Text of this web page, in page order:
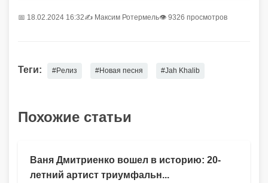
📅 18.02.2024 16:32✍️ Максим Ротермель👁 9326 просмотров
Теги: #Релиз #Новая песня #Jah Khalib
Похожие статьи
Ваня Дмитриенко вошел в историю: 20-
летний артист триумфальн...